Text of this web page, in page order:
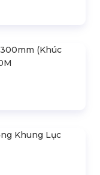
(Khúc
Khung Lục